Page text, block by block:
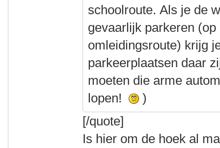
schoolroute. Als je de
gevaarlijk parkeren
omleidingsroute) krijg
parkeerplaatsen daar
moeten die arme
lopen!
)
[/quote]
Is hier om de hoek al